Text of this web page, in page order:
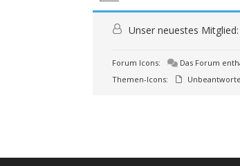
Unser neuestes Mitglied:
Forum Icons: Das Forum
Themen-Icons: